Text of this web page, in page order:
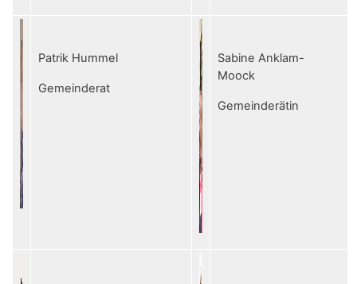
Patrik Hummel
Gemeinderat
Sabine Anklam-
Moock
Gemeinderätin